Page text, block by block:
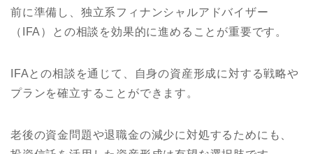
前に準備し、独立系フィナンシャルアドバイザー
（IFA）との相談を効果的に進めることが重要です。
IFAとの相談を通じて、自身の資産形成に対する戦略や
プランを確立することができます。
老後の資金問題や退職金の減少に対処するためにも、